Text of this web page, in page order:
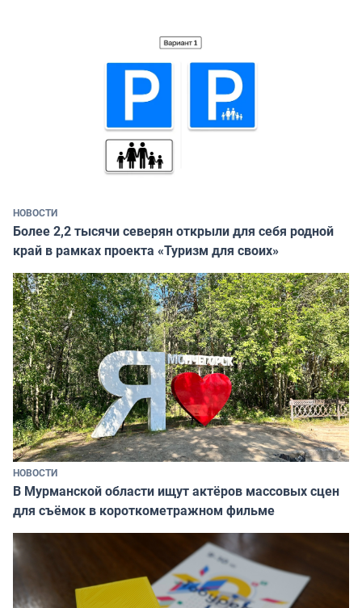
НОВОСТИ
Более 2,2 тысячи северян открыли для себя родной
край в рамках проекта «Туризм для своих»
НОВОСТИ
В Мурманской области ищут актёров массовых сцен
для съёмок в короткометражном фильме